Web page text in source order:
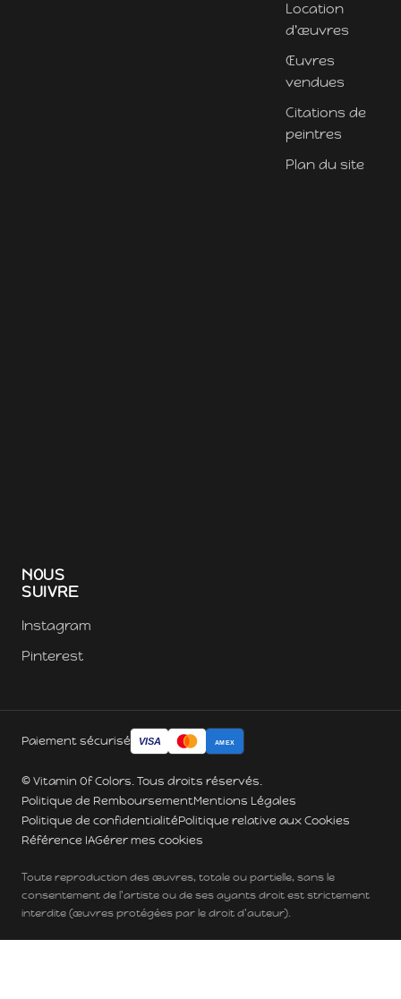
Location
d'œuvres
Œuvres
vendues
Citations de
peintres
Plan du site
NOUS
SUIVRE
Instagram
Pinterest
Paiement sécurisé VISA AMEX
© Vitamin Of Colors. Tous droits réservés.
Politique de RemboursementMentions Légales
Politique de confidentialitéPolitique relative aux Cookies
Référence IAGérer mes cookies
Toute reproduction des œuvres, totale ou partielle, sans le
consentement de l'artiste ou de ses ayants droit est strictement
interdite (œuvres protégées par le droit d'auteur).